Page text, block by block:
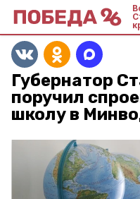
Губернатор
поручил
школу в